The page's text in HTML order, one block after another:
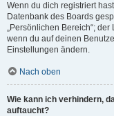
Wenn du dich registriert
Datenbank des Boards
„Persönlichen Bereich“;
wenn du auf deinen
Einstellungen ändern.
Nach oben
Wie kann ich verhindern,
auftaucht?